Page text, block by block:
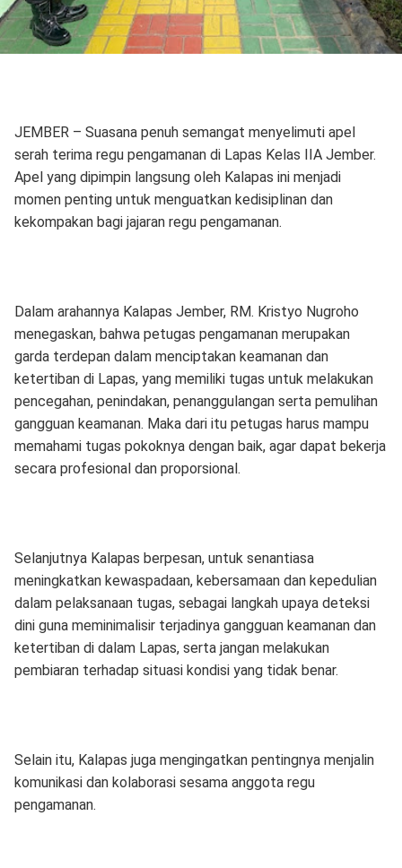
JEMBER – Suasana penuh semangat menyelimuti apel
serah terima regu pengamanan di Lapas Kelas IIA Jember.
Apel yang dipimpin langsung oleh Kalapas ini menjadi
momen penting untuk menguatkan kedisiplinan dan
kekompakan bagi jajaran regu pengamanan.
Dalam arahannya Kalapas Jember, RM. Kristyo Nugroho
menegaskan, bahwa petugas pengamanan merupakan
garda terdepan dalam menciptakan keamanan dan
ketertiban di Lapas, yang memiliki tugas untuk melakukan
pencegahan, penindakan, penanggulangan serta pemulihan
gangguan keamanan. Maka dari itu petugas harus mampu
memahami tugas pokoknya dengan baik, agar dapat bekerja
secara profesional dan proporsional.
Selanjutnya Kalapas berpesan, untuk senantiasa
meningkatkan kewaspadaan, kebersamaan dan kepedulian
dalam pelaksanaan tugas, sebagai langkah upaya deteksi
dini guna meminimalisir terjadinya gangguan keamanan dan
ketertiban di dalam Lapas, serta jangan melakukan
pembiaran terhadap situasi kondisi yang tidak benar.
Selain itu, Kalapas juga mengingatkan pentingnya menjalin
komunikasi dan kolaborasi sesama anggota regu
pengamanan.